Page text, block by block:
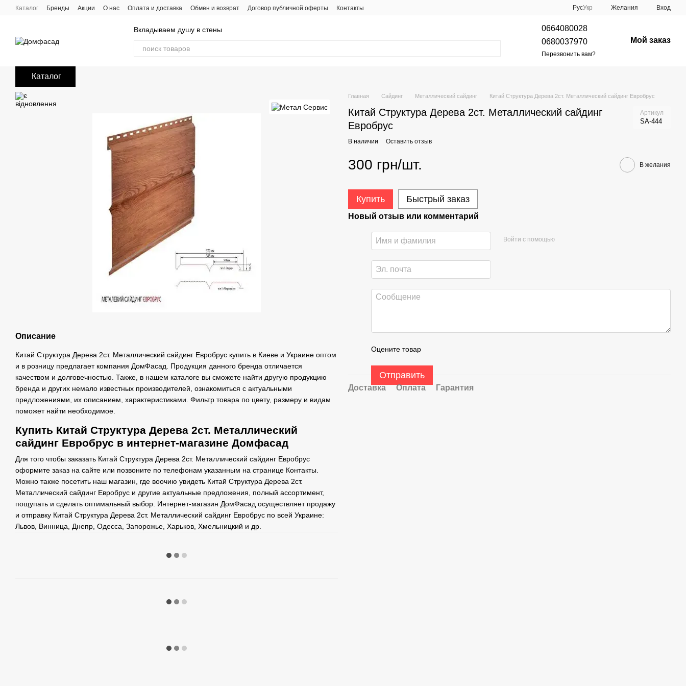
Перейти к основному контенту
Каталог Бренды Акции О нас Оплата и доставка Обмен и возврат Договор публичной оферты Контакты РусУкр Желания Вход
Вкладываем душу в стены
0664080028
0680037970
Перезвонить вам?
Мой заказ
Каталог
Описание
Китай Структура Дерева 2ст. Металлический сайдинг Евробрус купить в Киеве и Украине оптом
и в розницу предлагает компания ДомФасад. Продукция данного бренда отличается
качеством и долговечностью. Также, в нашем каталоге вы сможете найти другую продукцию
бренда и других немало известных производителей, ознакомиться с актуальными
предложениями, их описанием, характеристиками. Фильтр товара по цвету, размеру и видам
поможет найти необходимое.
Купить Китай Структура Дерева 2ст. Металлический
сайдинг Евробрус в интернет-магазине Домфасад
Для того чтобы заказать Китай Структура Дерева 2ст. Металлический сайдинг Евробрус
оформите заказ на сайте или позвоните по телефонам указанным на странице Контакты.
Можно также посетить наш магазин, где воочию увидеть Китай Структура Дерева 2ст.
Металлический сайдинг Евробрус и другие актуальные предложения, полный ассортимент,
пощупать и сделать оптимальный выбор. Интернет-магазин ДомФасад осуществляет продажу
и отправку Китай Структура Дерева 2ст. Металлический сайдинг Евробрус по всей Украине:
Львов, Винница, Днепр, Одесса, Запорожье, Харьков, Хмельницкий и др.
Главная Сайдинг Металлический сайдинг Китай Структура Дерева 2ст. Металлический сайдинг Евробрус
Китай Структура Дерева 2ст. Металлический сайдинг
Евробрус
Артикул
SA-444
В наличии Оставить отзыв
300 грн/шт. В желания
Купить Быстрый заказ
Новый отзыв или комментарий
Войти с помощью
Оцените товар
Отправить
Доставка Оплата Гарантия